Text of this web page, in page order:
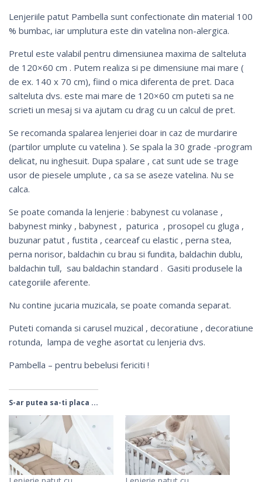
Lenjeriile patut Pambella sunt confectionate din material 100
% bumbac, iar umplutura este din vatelina non-alergica.
Pretul este valabil pentru dimensiunea maxima de salteluta
de 120×60 cm . Putem realiza si pe dimensiune mai mare (
de ex. 140 x 70 cm), fiind o mica diferenta de pret. Daca
salteluta dvs. este mai mare de 120×60 cm puteti sa ne
scrieti un mesaj si va ajutam cu drag cu un calcul de pret.
Se recomanda spalarea lenjeriei doar in caz de murdarire
(partilor umplute cu vatelina ). Se spala la 30 grade -program
delicat, nu inghesuit. Dupa spalare , cat sunt ude se trage
usor de piesele umplute , ca sa se aseze vatelina. Nu se
calca.
Se poate comanda la lenjerie : babynest cu volanase ,
babynest minky , babynest , paturica , prosopel cu gluga ,
buzunar patut , fustita , cearceaf cu elastic , perna stea,
perna norisor, baldachin cu brau si fundita, baldachin dublu,
baldachin tull, sau baldachin standard . Gasiti produsele la
categoriile aferente.
Nu contine jucaria muzicala, se poate comanda separat.
Puteti comanda si carusel muzical , decoratiune , decoratiune
rotunda, lampa de veghe asortat cu lenjeria dvs.
Pambella – pentru bebelusi fericiti !
S-ar putea sa-ti placa ...